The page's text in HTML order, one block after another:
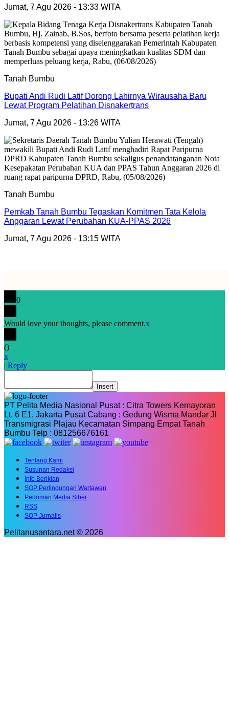
Jumat, 7 Agu 2026 - 13:33 WITA
Tanah Bumbu
Bupati Andi Rudi Latif Dorong Lahirnya Wirausaha Baru
Lewat Program Pelatihan Disnakertrans
Jumat, 7 Agu 2026 - 13:26 WITA
Tanah Bumbu
Pemkab Tanah Bumbu Tegaskan Komitmen Tata Kelola
Anggaran Lewat Perubahan KUA-PPAS 2026
Jumat, 7 Agu 2026 - 13:15 WITA
0
Would love your thoughts, please comment.x
()
x
| Reply
Insert
PT Pelita Media Nasional Pusat : Citra Towers Kemayoran
Lt. 6 E1, Jakarta Pusat Cabang : Gedung Wisma Mandar Jl
Transmigrasi Plajau Kecamatan Simpang Empat Tanah
Bumbu Telp : 081256676161
Tentang Kami
Susunan Redaksi
Info Beriklan
SOP Perlindungan Wartawan
Pedoman Media Siber
RSS
SOP Jurnalis
Pelitanusantara.net © 2026